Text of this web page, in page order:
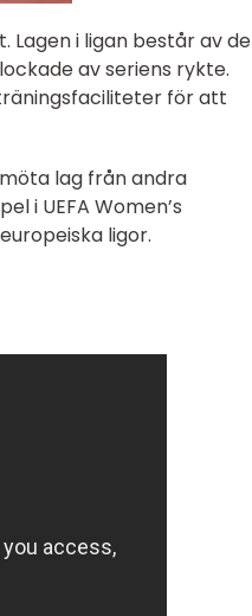
Lagen i ligan består av de
av seriens rykte.
för att
lag från andra
i UEFA Women’s
ligor.